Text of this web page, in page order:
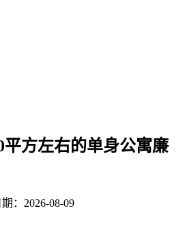
方左右的单身公寓廉
：2026-08-09